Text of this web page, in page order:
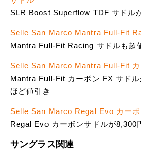
SLR Boost Superflow TDF サドル
Selle San Marco Mantra Full-Fit
Mantra Full-Fit Racing サドルも超
Selle San Marco Mantra Full-Fit
Mantra Full-Fit カーボン FX サド
ほど値引き
Selle San Marco Regal Evo カー
Regal Evo カーボンサドルが8,300
サングラス関連